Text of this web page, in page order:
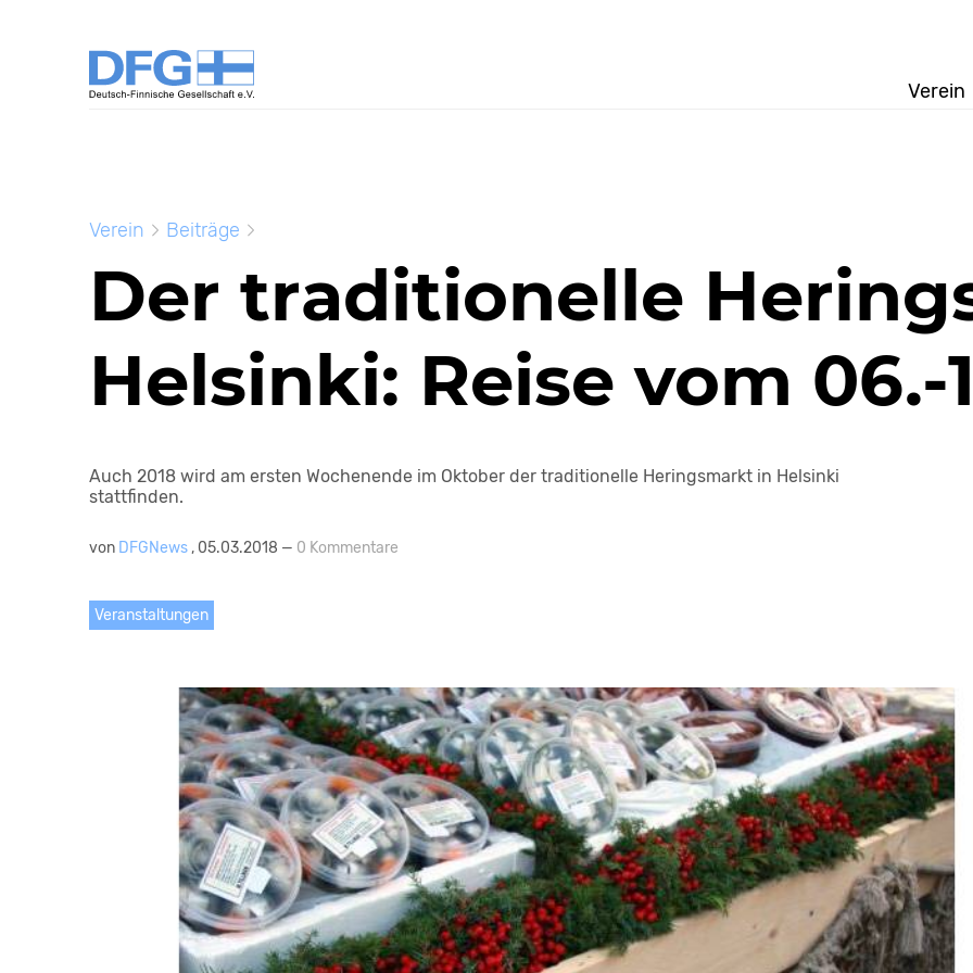
Verein
Verein Beiträge
Der traditionelle
Helsinki: Reise vom 06.-
Auch 2018 wird am ersten Wochenende im Oktober der traditionelle Heringsmarkt in Helsinki
stattfinden.
von DFGNews , 05.03.2018 — 0 Kommentare
Veranstaltungen